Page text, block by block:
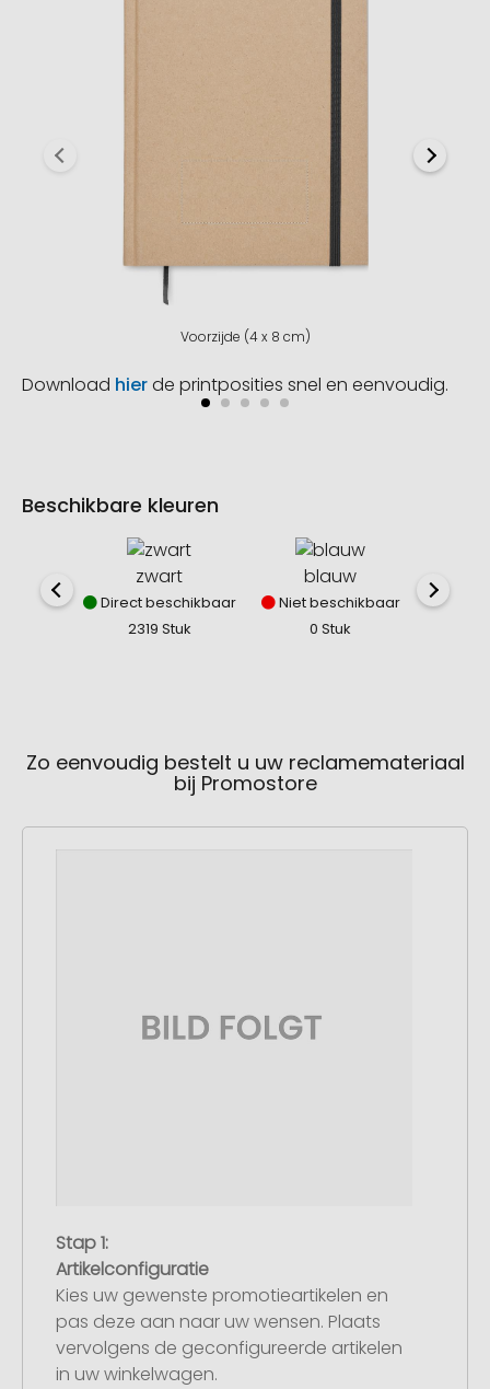
Voorzijde (4 x 8 cm)
Download hierde printposities snel en eenvoudig.
Beschikbare kleuren
zwart
Direct beschikbaar
2319 Stuk
blauw
Niet beschikbaar
0 Stuk
Direct
Zo eenvoudig bestelt u uw reclamemateriaal
bij Promostore
Stap 1:
Artikelconfiguratie
Kies uw gewenste promotieartikelen en
pas deze aan naar uw wensen. Plaats
vervolgens de geconfigureerde artikelen
in uw winkelwagen.